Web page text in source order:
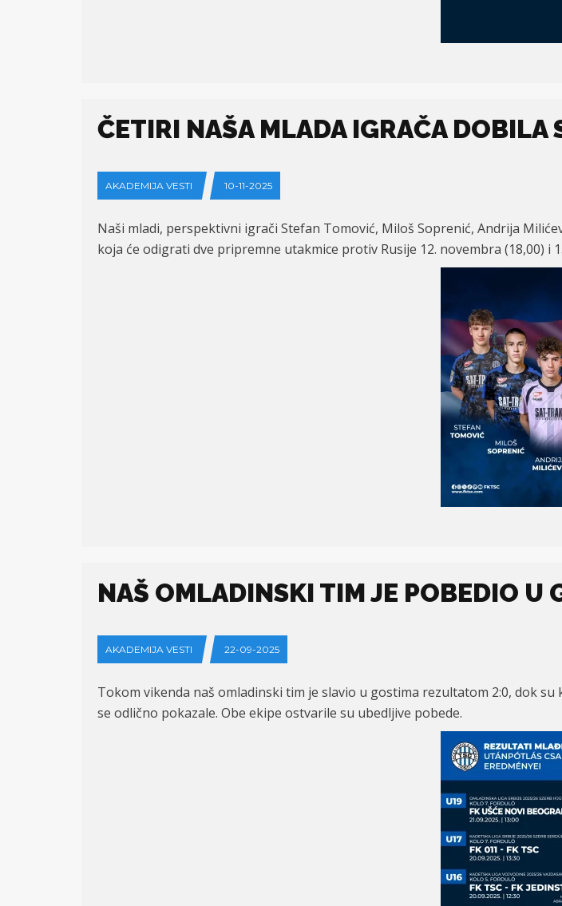
ČETIRI NAŠA MLADA IGRAČA DOBILA
AKADEMIJA VESTI 10-11-2025
Naši mladi, perspektivni igrači Stefan Tomović, Miloš Soprenić, Andrija
koja će odigrati dve pripremne utakmice protiv Rusije 12. novembra (18,00) i
NAŠ OMLADINSKI TIM JE POBEDIO U
AKADEMIJA VESTI 22-09-2025
Tokom vikenda naš omladinski tim je slavio u gostima rezultatom 2:0, dok
se odlično pokazale. Obe ekipe ostvarile su ubedljive pobede.